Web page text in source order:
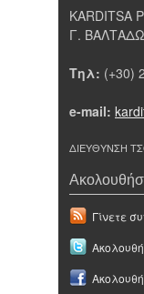
KARDITSA
Γ.
Τηλ: (+30)
e-mail:
ΔΙΕΥΘΥΝΣΗ
Γίνετε